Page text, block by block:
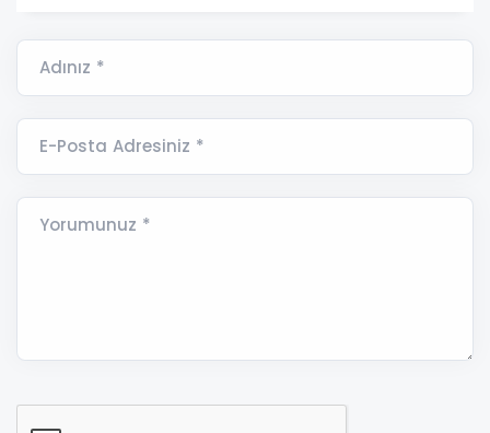
Adınız *
E-Posta Adresiniz *
Yorumunuz *